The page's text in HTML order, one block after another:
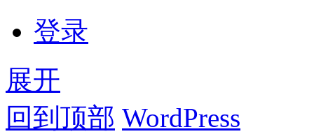
登录
展开
回到顶部 WordPress